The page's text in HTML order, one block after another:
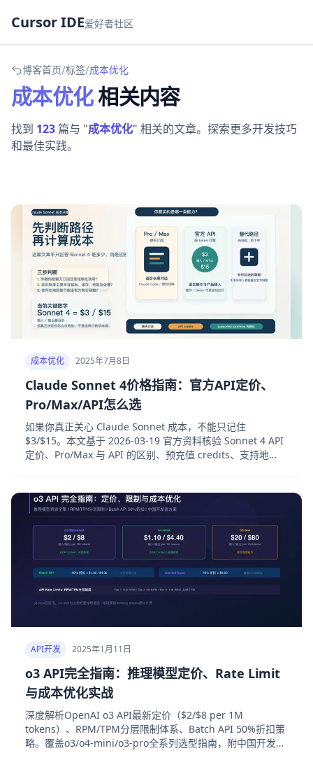
Cursor IDE爱好者社区
博客首页/标签/成本优化
成本优化相关内容
找到 123篇与 "成本优化" 相关的文章。探索更多开发技巧
和最佳实践。
成本优化 2025年7月8日
Claude Sonnet 4价格指南：官方API定价、
Pro/Max/API怎么选
如果你真正关心 Claude Sonnet 成本，不能只记住
$3/$15。本文基于 2026-03-19 官方资料核验 Sonnet 4 API
定价、Pro/Max 与 API 的区别、预充值 credits、支持地
API开发 2025年1月11日
o3 API完全指南：推理模型定价、Rate Limit
与成本优化实战
深度解析OpenAI o3 API最新定价（$2/$8 per 1M
tokens）、RPM/TPM分层限制体系、Batch API 50%折扣策
略。覆盖o3/o4-mini/o3-pro全系列选型指南，附中国开发者